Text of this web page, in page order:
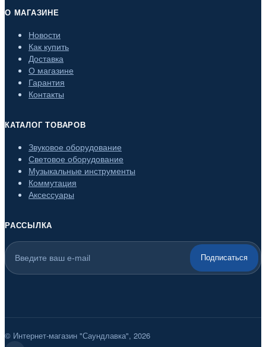
О МАГАЗИНЕ
Новости
Как купить
Доставка
О магазине
Гарантия
Контакты
КАТАЛОГ ТОВАРОВ
Звуковое оборудование
Световое оборудование
Музыкальные инструменты
Коммутация
Аксессуары
РАССЫЛКА
Подписаться
© Интернет-магазин "Саундлавка", 2026